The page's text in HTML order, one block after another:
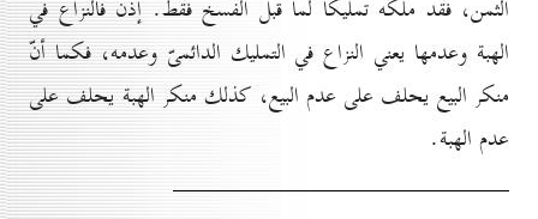
الثمن، فقد ملّكه تمليكاً لما قبل الفسخ فقط. إذن فالنزاع في
الهبة وعدمها يعني النزاع في التمليك الدائمىّ وعدمه، فكما أنّ
منكر البيع يحلف على عدم البيع، كذلك منكر الهبة يحلف على
عدم الهبة.